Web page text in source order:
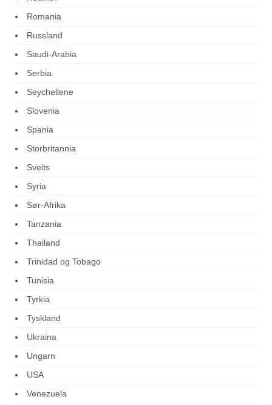
Romania
Russland
Saudi-Arabia
Serbia
Seychellene
Slovenia
Spania
Storbritannia
Sveits
Syria
Sør-Afrika
Tanzania
Thailand
Trinidad og Tobago
Tunisia
Tyrkia
Tyskland
Ukraina
Ungarn
USA
Venezuela